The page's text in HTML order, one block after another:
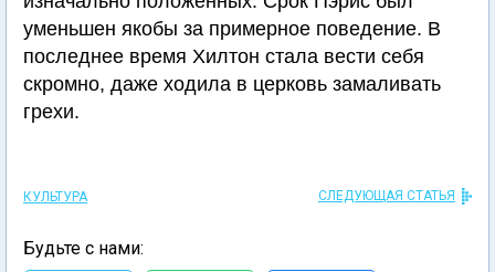
уменьшен якобы за примерное поведение. В
последнее время Хилтон стала вести себя
скромно, даже ходила в церковь замаливать
грехи.
КУЛЬТУРА СЛЕДУЮЩАЯ СТАТЬЯ
Будьте с нами: